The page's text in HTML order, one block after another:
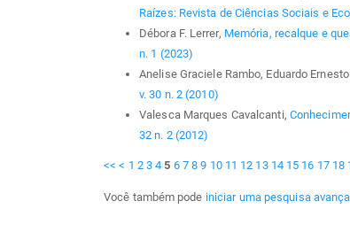
Raízes: Revista de Ciências Sociais e
Débora F. Lerrer, Memória, recalque e
n. 1 (2023)
Anelise Graciele Rambo, Eduardo
v. 30 n. 2 (2010)
Valesca Marques Cavalcanti,
32 n. 2 (2012)
<< < 1 2 3 4 5 6 7 8 9 10 11 12 13 14 15 16 17 18
Você também pode iniciar uma pesquisa